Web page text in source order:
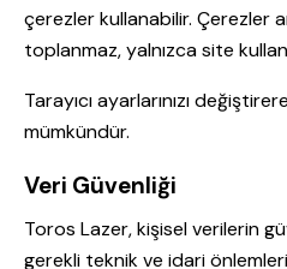
çerezler kullanabilir. Çerezler
toplanmaz, yalnızca site
Tarayıcı ayarlarınızı
mümkündür.
Veri Güvenliği
Toros Lazer, kişisel verilerin
gerekli teknik ve idari